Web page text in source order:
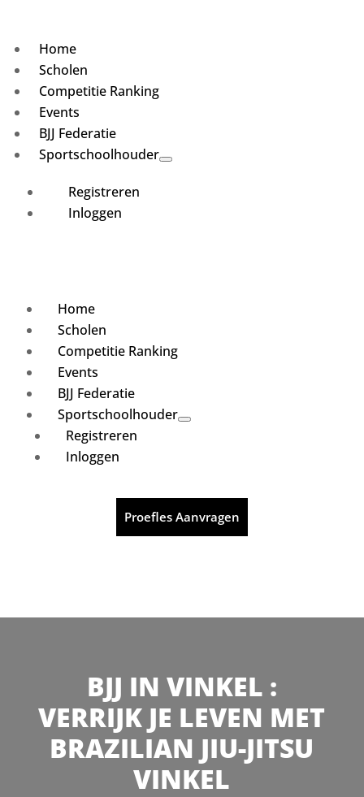
Home
Scholen
Competitie Ranking
Events
BJJ Federatie
Sportschoolhouder
Registreren
Inloggen
Home
Scholen
Competitie Ranking
Events
BJJ Federatie
Sportschoolhouder
Registreren
Inloggen
Proefles Aanvragen
BJJ IN VINKEL :
VERRIJK JE LEVEN MET
BRAZILIAN JIU-JITSU
VINKEL